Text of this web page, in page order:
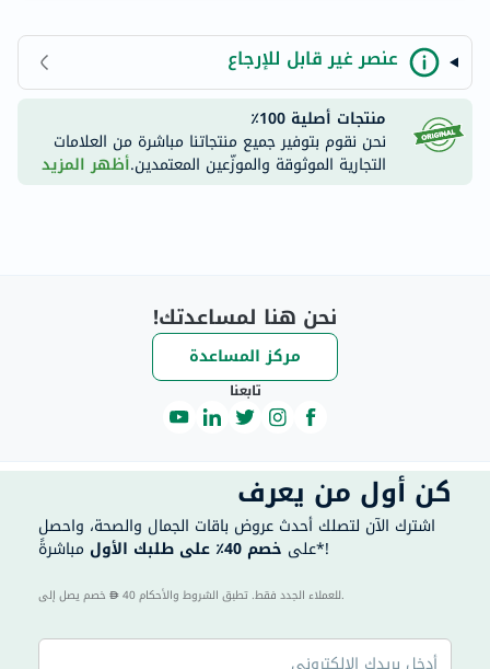
عنصر غير قابل للإرجاع
منتجات أصلية 100٪
نحن نقوم بتوفير جميع منتجاتنا مباشرة من العلامات
التجارية الموثوقة والموزّعين المعتمدين.أظهر المزيد
نحن هنا لمساعدتك!
مركز المساعدة
تابعنا
كن أول من يعرف
اشترك الآن لتصلك أحدث عروض باقات الجمال والصحة، واحصل
على خصم 40٪ على طلبك الأول مباشرةً*!
40 للعملاء الجدد فقط. تطبق الشروط والأحكام.